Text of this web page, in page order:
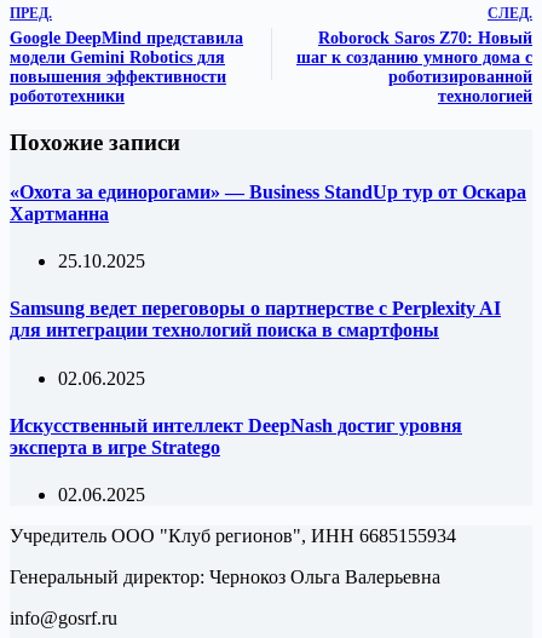
ПРЕД.
Google DeepMind представила
модели Gemini Robotics для
повышения эффективности
робототехники
СЛЕД.
Roborock Saros Z70: Новый
шаг к созданию умного дома с
роботизированной
технологией
Похожие записи
«Охота за единорогами» — Business StandUp тур от Оскара
Хартманна
25.10.2025
Samsung ведет переговоры о партнерстве с Perplexity AI
для интеграции технологий поиска в смартфоны
02.06.2025
Искусственный интеллект DeepNash достиг уровня
эксперта в игре Stratego
02.06.2025
Учредитель ООО "Клуб регионов", ИНН 6685155934
Генеральный директор: Чернокоз Ольга Валерьевна
info@gosrf.ru